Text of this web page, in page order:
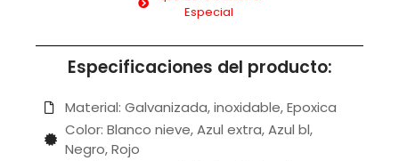
Especial
Especificaciones del producto:
Material: Galvanizada, inoxidable, Epoxica
Color: Blanco nieve, Azul extra, Azul bl,
Negro, Rojo